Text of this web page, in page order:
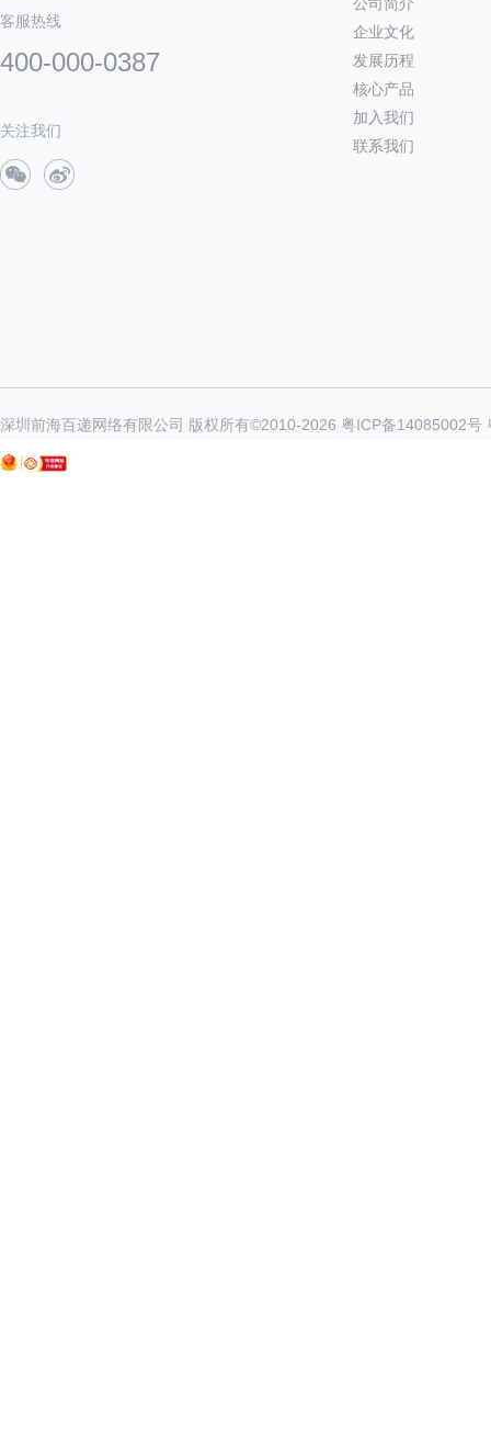
客服热线
400-000-0387
关注我们
企业文化
发展历程
核心产品
加入我们
联系我们
深圳前海百递网络有限公司 版权所有©2010-2026 粤ICP备14085002号